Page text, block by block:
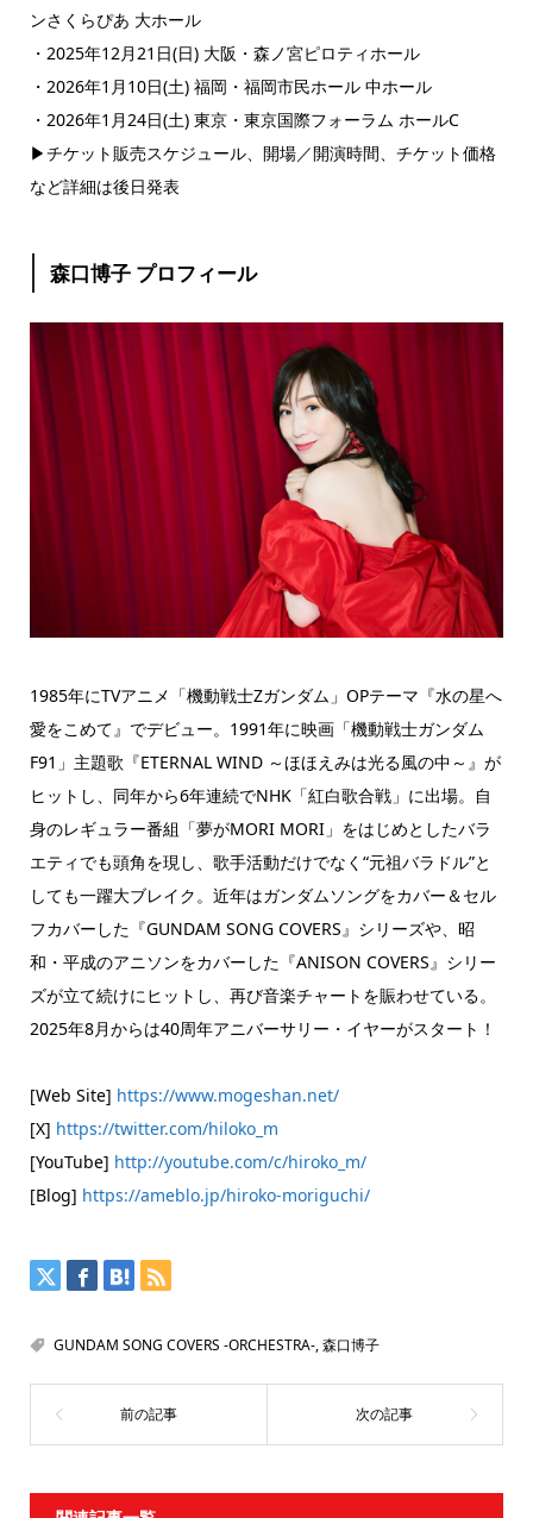
ンさくらぴあ 大ホール
・2025年12月21日(日) 大阪・森ノ宮ピロティホール
・2026年1月10日(土) 福岡・福岡市民ホール 中ホール
・2026年1月24日(土) 東京・東京国際フォーラム ホールC
▶チケット販売スケジュール、開場／開演時間、チケット価格
など詳細は後日発表
森口博子 プロフィール
1985年にTVアニメ「機動戦士Ζガンダム」OPテーマ『水の星へ
愛をこめて』でデビュー。1991年に映画「機動戦士ガンダム
F91」主題歌『ETERNAL WIND ～ほほえみは光る風の中～』が
ヒットし、同年から6年連続でNHK「紅白歌合戦」に出場。自
身のレギュラー番組「夢がMORI MORI」をはじめとしたバラ
エティでも頭角を現し、歌手活動だけでなく“元祖バラドル”と
しても一躍大ブレイク。近年はガンダムソングをカバー＆セル
フカバーした『GUNDAM SONG COVERS』シリーズや、昭
和・平成のアニソンをカバーした『ANISON COVERS』シリー
ズが立て続けにヒットし、再び音楽チャートを賑わせている。
2025年8月からは40周年アニバーサリー・イヤーがスタート！
[Web Site] https://www.mogeshan.net/
[X] https://twitter.com/hiloko_m
[YouTube] http://youtube.com/c/hiroko_m/
[Blog] https://ameblo.jp/hiroko-moriguchi/
GUNDAM SONG COVERS -ORCHESTRA-,森口博子